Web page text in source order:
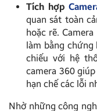
Tích hợp
quan sát toàn
hoặc rẽ.
làm bằng
chiếu với hệ
camera 360
hạn chế các lỗi
Nhờ những công